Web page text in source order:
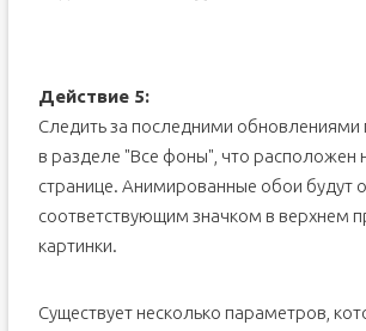
Действие 5:
Следить за последними
в разделе "Все фоны", что расположен
странице. Анимированные обои будут
соответствующим значком в верхнем
картинки.
Существует несколько параметров,